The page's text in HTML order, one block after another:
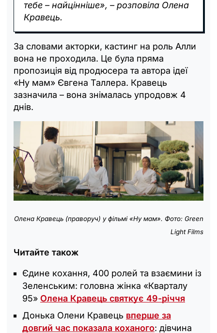
тебе – найцінніше», – розповіла Олена
Кравець.
За словами акторки, кастинг на роль Алли
вона не проходила. Це була пряма
пропозиція від продюсера та автора ідеї
«Ну мам» Євгена Таллера. Кравець
зазначила – вона знімалась упродовж 4
днів.
Олена Кравець (праворуч) у фільмі «Ну мам». Фото: Green
Light Films
Читайте також
Єдине кохання, 400 ролей та взаємини із
Зеленським: головна жінка «Кварталу
95» Олена Кравець святкує 49-річчя
Донька Олени Кравець вперше за
довгий час показала коханого: дівчина